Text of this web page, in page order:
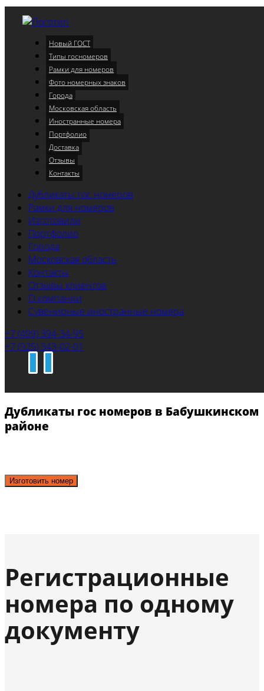
Меню
Новый ГОСТ
Типы госномеров
Рамки для номеров
Фото номерных знаков
Города
Московская область
Иностранные номера
Портфолио
Доставка
Отзывы
Контакты
Дубликаты гос номеров
Рамки для номеров
Изготовили
Портфолио
Города
Московская область
Контакты
Отзывы клиентов
О компании
Сувенирные иностранные номера
+7 (499) 394-34-95
+7 (925) 343-02-01
Дубликаты гос номеров в Бабушкинском
районе
Изготовить номер
Регистрационные
номера по одному
документу